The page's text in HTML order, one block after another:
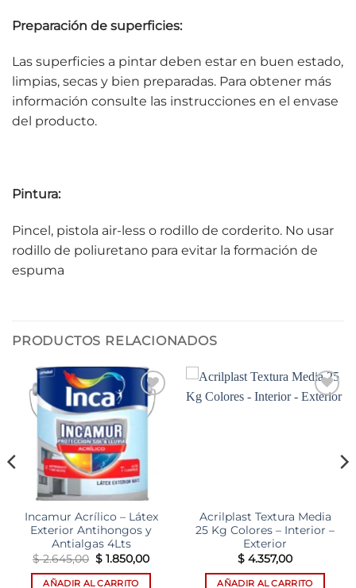
Preparación de superficies:
Las superficies a pintar deben estar en buen estado,
limpias, secas y bien preparadas. Para obtener más
información consulte las instrucciones en el envase
del producto.
Pintura:
Pincel, pistola air-less o rodillo de corderito. No usar
rodillo de poliuretano para evitar la formación de
espuma
PRODUCTOS RELACIONADOS
Add to
wishlist
Incamur Acrílico – Látex
Exterior Antihongos y
Antialgas 4Lts
$2.645,00 El
precio
original
$ 1.850,00El
actual
AÑADIR AL CARRITO
Acrilplast Textura Media
25 Kg Colores – Interior –
Exterior
$ 4.357,00
AÑADIR AL CARRITO